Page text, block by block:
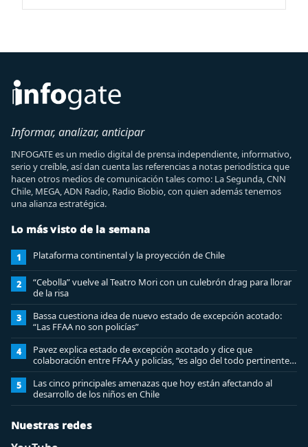
Informar, analizar, anticipar
INFOGATE es un medio digital de prensa independiente, informativo,
serio y creíble, así dan cuenta las referencias a notas periodística que
hacen otros medios de comunicación tales como: La Segunda, CNN
Chile, MEGA, ADN Radio, Radio Biobio, con quien además tenemos
una alianza estratégica.
Lo más visto de la semana
1 Plataforma continental y la proyección de Chile
2
“Cebolla” vuelve al Teatro Mori con un culebrón drag para llorar
de la risa
3
Bassa cuestiona idea de nuevo estado de excepción acotado:
“Las FFAA no son policías”
4
Pavez explica estado de excepción acotado y dice que
colaboración entre FFAA y policías, “es algo del todo pertinente
analizar”
5
Las cinco principales amenazas que hoy están afectando al
desarrollo de los niños en Chile
Nuestras redes